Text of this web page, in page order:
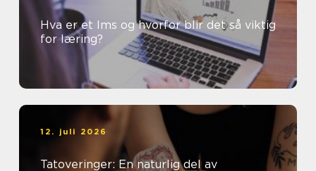
Hva er et lms og hvorfor blir det så viktig
for læring?
12. juli 2026
Tatoveringer: En naturlig del av